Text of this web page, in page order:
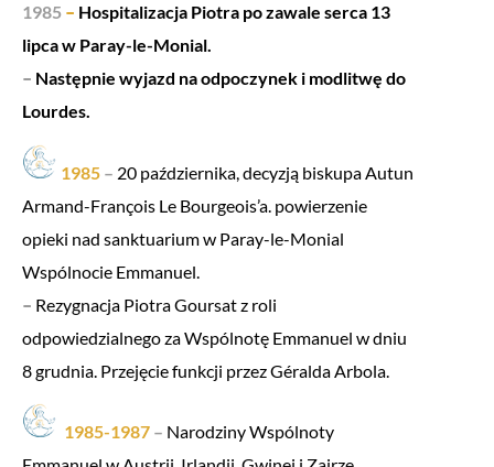
1985 – Hospitalizacja Piotra po zawale serca 13
lipca w Paray-le-Monial.
– Następnie wyjazd na odpoczynek i modlitwę do
Lourdes.
1985 – 20 października, decyzją biskupa Autun
Armand-François Le Bourgeois’a. powierzenie
opieki nad sanktuarium w Paray-le-Monial
Wspólnocie Emmanuel.
– Rezygnacja Piotra Goursat z roli
odpowiedzialnego za Wspólnotę Emmanuel w dniu
8 grudnia. Przejęcie funkcji przez Géralda Arbola.
1985-1987 – Narodziny Wspólnoty